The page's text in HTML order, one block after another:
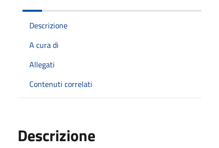
Descrizione
A cura di
Allegati
Contenuti correlati
Descrizione